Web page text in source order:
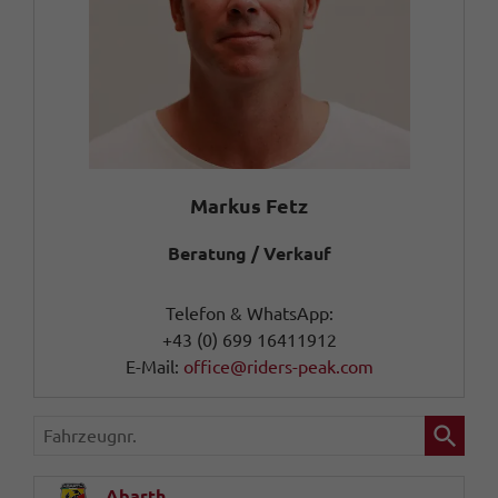
Markus Fetz
Beratung / Verkauf
Telefon & WhatsApp:
+43 (0) 699 16411912
E-Mail: office@riders-peak.com
Fahrzeugnr.